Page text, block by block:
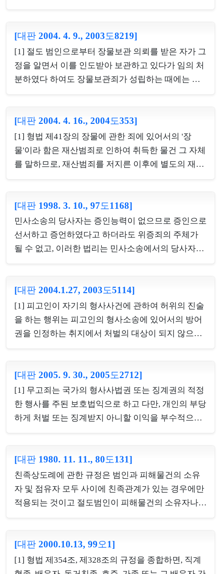
절취한 것으로 볼 수는 없다.
로 횡령죄가 성립하지 않는다.
[대판 2004. 4. 9., 2003도8219]
[1] 절도 범인으로부터 장물보관 의뢰를 받은 자가 그
정을 알면서 이를 인도받아 보관하고 있다가 임의 처
분하였다 하여도 장물보관죄가 성립하는 때에는 이
도로 횡령죄가 성립하지 않는다. [2] 피고인이 업무상
과실로 장물을 보관하고 있다가 처분한 행위는 업무
상과실장물보관죄의 가벌적 평가에 포함되고 별도로
횡령죄를 구성하지 않는다고 한 원심의 판단을 수긍
[대판 2004. 4. 16., 2004도353]
[1] 형법 제41장의 장물에 관한 죄에 있어서의 '장
물'이라 함은 재산범죄로 인하여 취득한 물건 그 자체
를 말하므로, 재산범죄를 저지른 이후에 별도의 재산
이 되지 않는다 할지라도 그 사후행위로 인하여 취득
한 물건은 재산범죄로 인하여 취득한 물건으로서 장
물이 될 수 있다. [2] 컴퓨터등사용사기죄의 범행으로
예금채권을 취득한 다음 자기의 현금카드를 사용하
현금자동지급기 관리자의 의사에 반하거나 기망행위
및 그에 따른 처분행위도 없었으므로, 별도로 절도죄
나 사기죄의 구성요건에 해당하지 않는다 할 것이고,
그 결과 그 인출...
[대판 1998. 3. 10., 97도1168]
민사소송의 당사자는 증인능력이 없으므로 증인으로
선서하고 증언하였다고 하더라도 위증죄의 주체가
될 수 없고, 이러한 법리는 민사소송에서의 당사자인
[대판 2004.1.27, 2003도5114]
[1] 피고인이 자기의 형사사건에 관하여 허위의 진술
을 하는 행위는 피고인의 형사소송에 있어서의 방어
권을 인정하는 취지에서 처벌의 대상이 되지 않으나,
립되므로 자기의 형사사건에 관하여 타인을 교사하
여 위증죄를 범하게 하는 것은 이러한 방어권을 남용
하는 것이라고 할 것이어서 교사범의 죄책을 부담케
함이 상당하다. [2] 검사가 위증죄로 공소를 제기하면
그 전제사실을 기재한 경우에 그 전제사실이 피고인
의 증언이 허위가 되는 이유에 관하여 설시한 것에 불
과한 것이라면, 법원은 심리 결과 피고인의 증언이 허
위가 문제...
[대판 2005. 9. 30., 2005도2712]
[1] 무고죄는 국가의 형사사법권 또는 징계권의 적정
한 행사를 주된 보호법익으로 하고 다만, 개인의 부당
하게 처벌 또는 징계받지 아니할 이익을 부수적으로
을 미치지 못한다 할 것이고, 무고죄에 있어서 형사처
분 또는 징계처분을 받게 할 목적은 허위신고를 함에
있어서 다른 사람이 그로 인하여 형사 또는 징계처분
을 받게 될 것이라는 인식이 있으면 족한 것이고 그
한 인식은 있었다고 보아야 한다.[2] 피무고자의 승낙
을 받아 허위사실을 기재한 고소장을 제출하였다면
피무고자에 대한 형사처분이라는 결과발생을 의욕한
[대판 1980. 11. 11., 80도131]
친족상도례에 관한 규정은 범인과 피해물건의 소유
자 및 점유자 모두 사이에 친족관계가 있는 경우에만
적용되는 것이고 절도범인이 피해물건의 소유자나
[대판 2000.10.13, 99오1]
[1] 형법 제354조, 제328조의 규정을 종합하면, 직계